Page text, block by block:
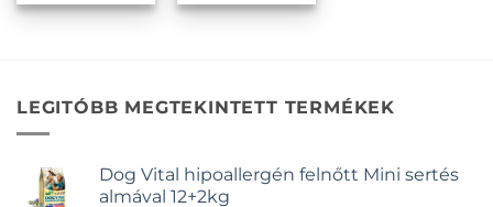
LEGITÓBB MEGTEKINTETT TERMÉKEK
Dog Vital hipoallergén felnőtt Mini sertés
almával 12+2kg